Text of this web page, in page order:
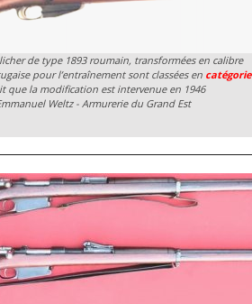
de type 1893 roumain, transformées en calibre
pour l’entraînement sont classées en catégorie
que la modification est intervenue en 1946
Weltz - Armurerie du Grand Est